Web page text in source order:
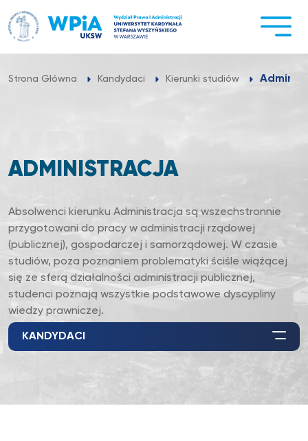
do
treści
Strona Główna Kandydaci Kierunki studiów
ADMINISTRACJA
Absolwenci kierunku Administracja są wszechstronnie
przygotowani do pracy w administracji rządowej
(publicznej), gospodarczej i samorządowej. W czasie
studiów, poza poznaniem problematyki ściśle wiążącej
się ze sferą działalności administracji publicznej,
studenci poznają wszystkie podstawowe dyscypliny
wiedzy prawniczej.
KANDYDACI